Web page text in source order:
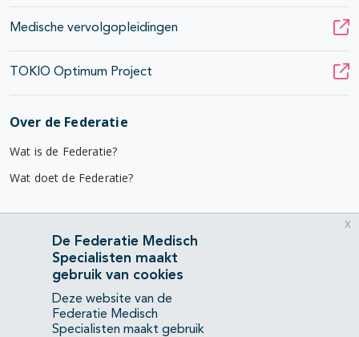
Medische vervolgopleidingen
TOKIO Optimum Project
Over de Federatie
Wat is de Federatie?
Wat doet de Federatie?
Nuttige links
Diensten & advies
Werken bij
Gebruikersvoorwaarden
Privacyverklaring
De Federatie Medisch
Specialisten maakt
gebruik van cookies
Deze website van de
Federatie Medisch
Specialisten maakt gebruik
x